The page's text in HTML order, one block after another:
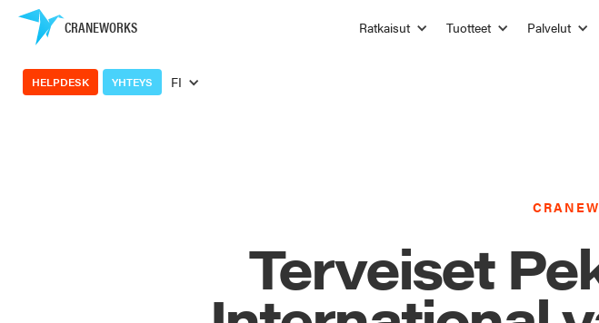
CRANEWORKS Ratkaisut Tuotteet Palvelut
HELPDESK YHTEYS FI
Terveiset